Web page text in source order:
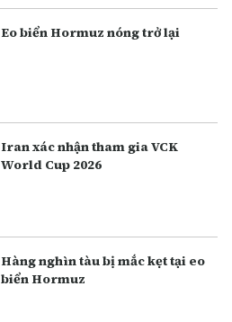
Eo biển Hormuz nóng trở lại
Iran xác nhận tham gia VCK
World Cup 2026
Hàng nghìn tàu bị mắc kẹt tại eo
biển Hormuz